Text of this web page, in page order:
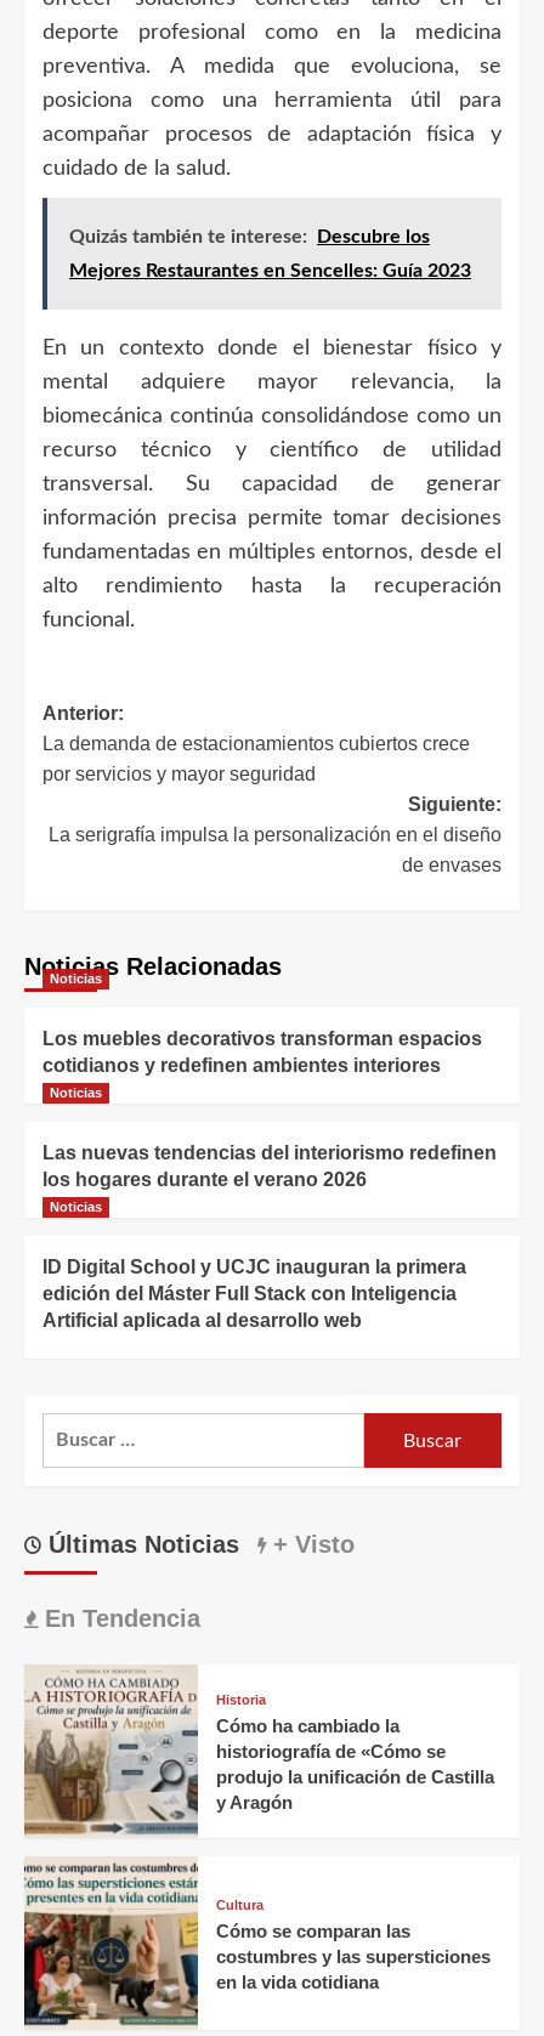
deporte profesional como en la medicina
preventiva. A medida que evoluciona, se
posiciona como una herramienta útil para
acompañar procesos de adaptación física y
cuidado de la salud.
Quizás también te interese:
Descubre los
Mejores Restaurantes en Sencelles: Guía 2023
En un contexto donde el bienestar físico y
mental adquiere mayor relevancia, la
biomecánica continúa consolidándose como un
recurso técnico y científico de utilidad
transversal. Su capacidad de generar
información precisa permite tomar decisiones
fundamentadas en múltiples entornos, desde el
alto rendimiento hasta la recuperación
funcional.
Navegación
de
entradas
Anterior:
La demanda de estacionamientos cubiertos crece
por servicios y mayor seguridad
Siguiente:
La serigrafía impulsa la personalización en el diseño
de envases
Noticias Relacionadas
Noticias
Los muebles decorativos transforman espacios
cotidianos y redefinen ambientes interiores
Noticias
Las nuevas tendencias del interiorismo redefinen
los hogares durante el verano 2026
Noticias
ID Digital School y UCJC inauguran la primera
edición del Máster Full Stack con Inteligencia
Artificial aplicada al desarrollo web
Últimas Noticias + Visto
En Tendencia
Historia
Cómo ha cambiado la
historiografía de «Cómo se
produjo la unificación de Castilla
y Aragón
Cultura
Cómo se comparan las
costumbres y las supersticiones
en la vida cotidiana